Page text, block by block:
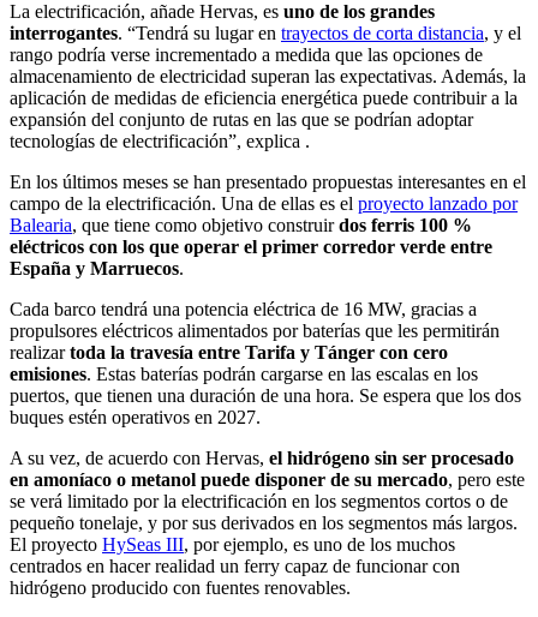
La electrificación, añade Hervas, es uno de los grandes
interrogantes. “Tendrá su lugar en trayectos de corta distancia, y el
rango podría verse incrementado a medida que las opciones de
almacenamiento de electricidad superan las expectativas. Además, la
aplicación de medidas de eficiencia energética puede contribuir a la
expansión del conjunto de rutas en las que se podrían adoptar
tecnologías de electrificación”, explica .
En los últimos meses se han presentado propuestas interesantes en el
campo de la electrificación. Una de ellas es el proyecto lanzado por
Balearia, que tiene como objetivo construirdos ferris 100 %
eléctricos con los que operar el primer corredor verde entre
España y Marruecos.
Cada barco tendrá una potencia eléctrica de 16 MW, gracias a
propulsores eléctricos alimentados por baterías que les permitirán
realizartoda la travesía entre Tarifa y Tánger con cero
emisiones. Estas baterías podrán cargarse en las escalas en los
puertos, que tienen una duración de una hora. Se espera que los dos
buques estén operativos en 2027.
A su vez, de acuerdo con Hervas, el hidrógeno sin ser procesado
en amoníaco o metanol puede disponer de su mercado, pero este
se verá limitado por la electrificación en los segmentos cortos o de
pequeño tonelaje, y por sus derivados en los segmentos más largos.
El proyecto HySeas III, por ejemplo, es uno de los muchos
centrados en hacer realidad un ferry capaz de funcionar con
hidrógeno producido con fuentes renovables.